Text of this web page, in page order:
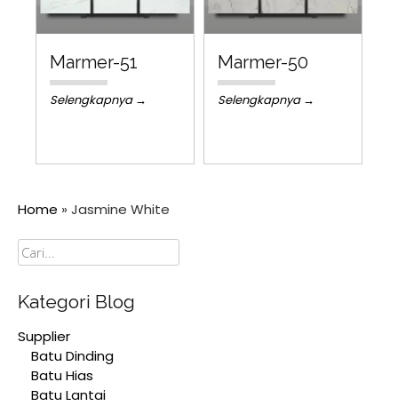
Marmer-51
Selengkapnya →
Marmer-50
Selengkapnya →
Home » Jasmine White
Cari
Kategori Blog
Supplier
Batu Dinding
Batu Hias
Batu Lantai